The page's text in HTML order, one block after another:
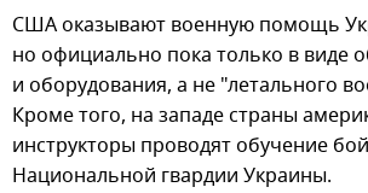
США оказывают военную помощь
но официально пока только в виде
и оборудования, а не "летального
Кроме того, на западе страны
инструкторы проводят обучение
Национальной гвардии Украины.